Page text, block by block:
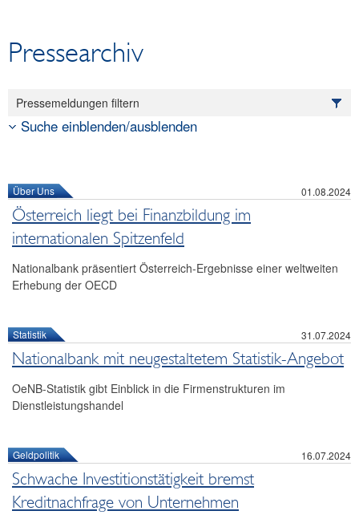
OeNB aktuell
Reden und Präsentationen
Berichte
Pressearchiv
Pressemeldungen filtern
Suche einblenden/ausblenden
Über Uns 01.08.2024
Österreich liegt bei Finanzbildung im
internationalen Spitzenfeld
Nationalbank präsentiert Österreich-Ergebnisse einer weltweiten
Erhebung der OECD
Statistik 31.07.2024
Nationalbank mit neugestaltetem Statistik-Angebot
OeNB-Statistik gibt Einblick in die Firmenstrukturen im
Dienstleistungshandel
Geldpolitik 16.07.2024
Schwache Investitionstätigkeit bremst
Kreditnachfrage von Unternehmen